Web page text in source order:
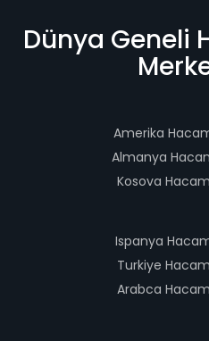
Dünya Geneli
Amerika
Almanya
Kosova
Ispanya
Turkiye
Arabca